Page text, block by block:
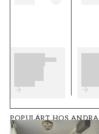
Produktdetaljer
SKU
FT0551-79131-3
VARUMÄRKE
AS Creation
POPULÄRT HOS ANDRA